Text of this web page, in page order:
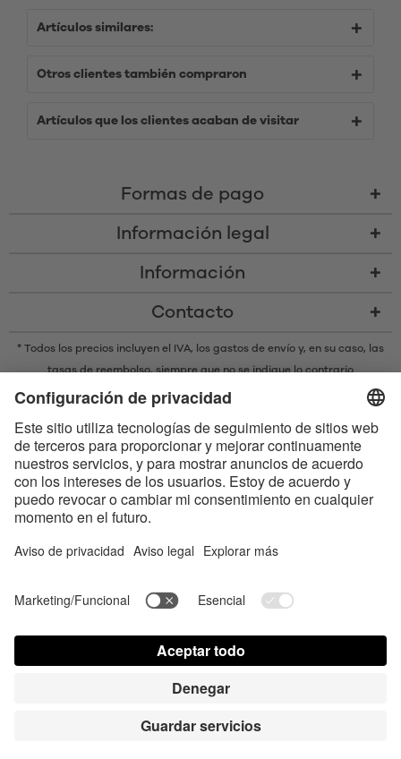
Artículos similares:
Otros clientes también compraron
Artículos que los clientes acaban de visitar
Formas de pago
Información legal
Información
Contacto
* Todos los precios incluyen el IVA, los gastos de envío y, en su caso, las
tasas de reembolso, siempre que no se indique lo contrario
* La marca denominativa y los logotipos Bluetooth® son marcas
marcas por parte de Satisfyer GmbH se realiza bajo licencia.
Apple, el logotipo de Apple y Apple Watch son marcas registradas
propiedad de Apple Inc. Google Play y el logotipo de Google Play son
marcas comerciales de Google LLC.
Contact us today Configuración de cookies
Instrucciones Contacto Acceso para la prensa